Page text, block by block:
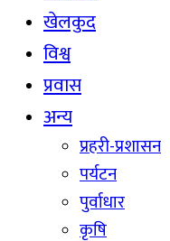
खेलकुद
विश्व
प्रवास
अन्य
प्रहरी-प्रशासन
पर्यटन
पुर्वाधार
कृषि